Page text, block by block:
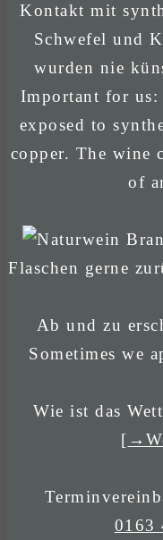
Kontakt mit
Schwefel und
wurden nie
Important for us:
exposed to
copper. The wine
of
Flaschen gerne
Ab und zu
Sometimes we
Wie ist das
[
0163